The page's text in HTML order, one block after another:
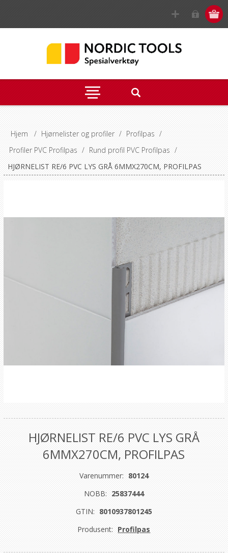
Hjem / Hjørnelister og profiler / Profilpas /
Profiler PVC Profilpas / Rund profil PVC Profilpas /
HJØRNELIST RE/6 PVC LYS GRÅ 6MMX270CM, PROFILPAS
HJØRNELIST RE/6 PVC LYS GRÅ
6MMX270CM, PROFILPAS
Varenummer: 80124
NOBB: 25837444
GTIN: 8010937801245
Produsent: Profilpas